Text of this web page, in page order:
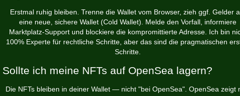
Erstmal ruhig bleiben. Trenne die Wallet vom Browser, zieh ggf. Gelder
eine neue, sichere Wallet (Cold Wallet). Melde den Vorfall, informiere
Marktplatz-Support und blockiere die kompromittierte Adresse. Ich bin
100% Experte für rechtliche Schritte, aber das sind die pragmatischen
Schritte.
Sollte ich meine NFTs auf OpenSea lagern?
Die NFTs bleiben in deiner Wallet — nicht "bei OpenSea". OpenSea zeigt